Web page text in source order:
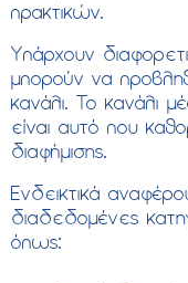
πρακτικών.
Υπάρχουν
μπορούν να
κανάλι. Το κανάλι
είναι αυτό που
διαφήμισης.
Ενδεικτικά
διαδεδομένες
όπως: